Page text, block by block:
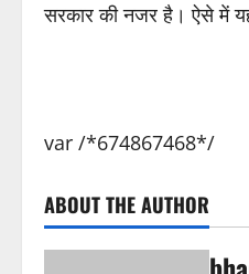
सरकार की नजर है। ऐसे में
var /*674867468*/
ABOUT THE AUTHOR